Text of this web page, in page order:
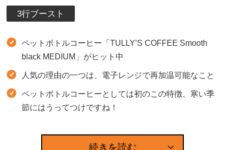
3行ブースト
ペットボトルコーヒー「TULLY’S COFFEE Smooth
black MEDIUM」がヒット中
人気の理由の一つは、電子レンジで再加温可能なこと
ペットボトルコーヒーとしては初のこの特徴、寒い季
節にはうってつけですね！
続きを読む